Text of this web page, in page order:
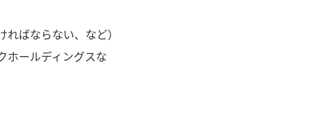
ばならない、など）
ホールディングスな